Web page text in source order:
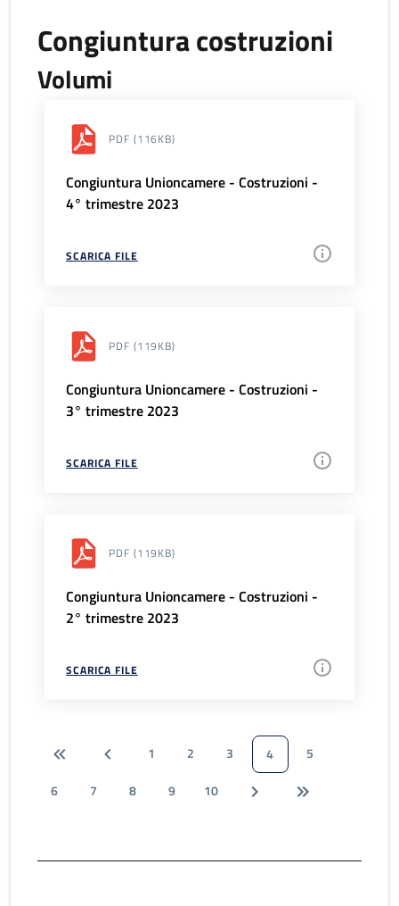
Congiuntura costruzioni
Volumi
PDF (116KB)
Congiuntura Unioncamere - Costruzioni -
4° trimestre 2023
SCARICA FILE
PDF (119KB)
Congiuntura Unioncamere - Costruzioni -
3° trimestre 2023
SCARICA FILE
PDF (119KB)
Congiuntura Unioncamere - Costruzioni -
2° trimestre 2023
SCARICA FILE
1 2 3 4
5
6
7 8 9 10